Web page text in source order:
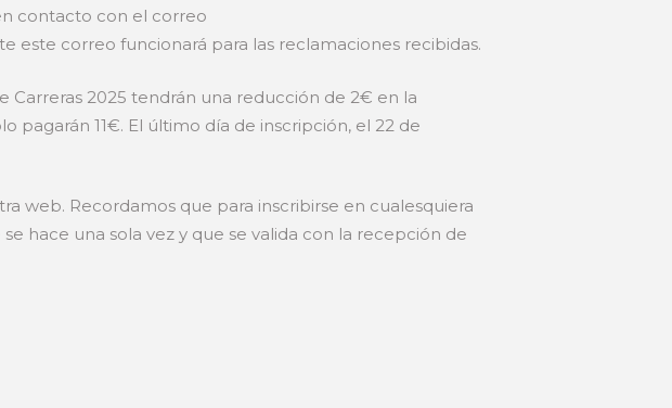
contacto con el correo
este correo funcionará para las reclamaciones recibidas.
Carreras 2025 tendrán una reducción de 2€ en la
pagarán 11€. El último día de inscripción, el 22 de
web. Recordamos que para inscribirse en cualesquiera
hace una sola vez y que se valida con la recepción de